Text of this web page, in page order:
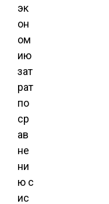
эк
он
ом
ию
зат
рат
по
ср
ав
не
ни
ю с
ис